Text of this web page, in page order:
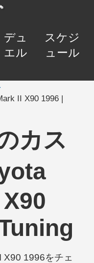
デュ
エル
スケジ
ュール
II X90 1996 |
カス
1996をチェ